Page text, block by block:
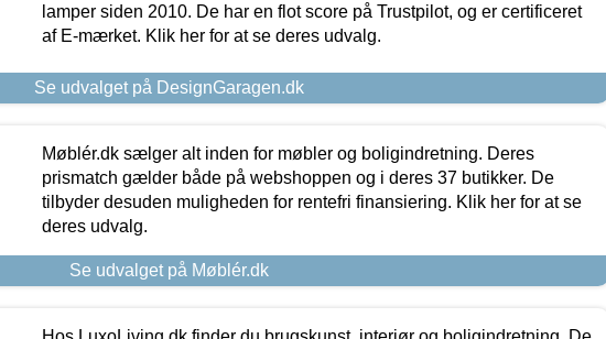
lamper siden 2010. De har en flot score på Trustpilot, og er certificeret
af E-mærket. Klik her for at se deres udvalg.
Se udvalget på DesignGaragen.dk
Møblér.dk sælger alt inden for møbler og boligindretning. Deres
prismatch gælder både på webshoppen og i deres 37 butikker. De
tilbyder desuden muligheden for rentefri finansiering. Klik her for at se
deres udvalg.
Se udvalget på Møblér.dk